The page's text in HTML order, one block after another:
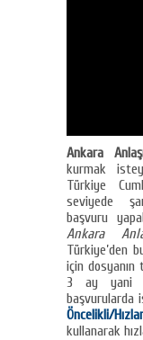
Ankara
kurmak
Türkiye
seviyede
başvuru
Ankara
Türkiye’den
için dosyanın
3 ay yani
başvurularda
Öncelikli/
kullanarak